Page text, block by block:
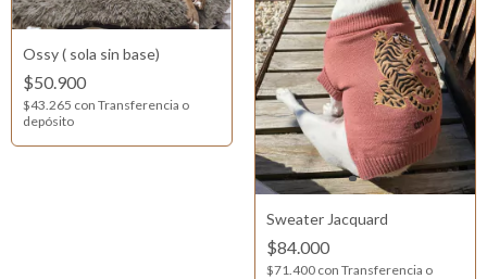
Ossy ( sola sin base)
$50.900
$43.265 con Transferencia o
depósito
Sweater Jacquard
$84.000
$71.400 con Transferencia o